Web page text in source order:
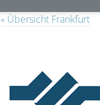
« Übersicht Frankfurt